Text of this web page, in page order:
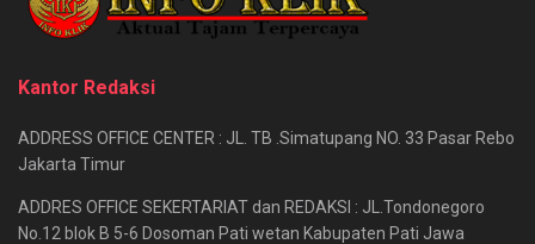
Kantor Redaksi
ADDRESS OFFICE CENTER : JL. TB .Simatupang NO. 33 Pasar Rebo
Jakarta Timur
ADDRES OFFICE SEKERTARIAT dan REDAKSI : JL.Tondonegoro
No.12 blok B 5-6 Dosoman Pati wetan Kabupaten Pati Jawa